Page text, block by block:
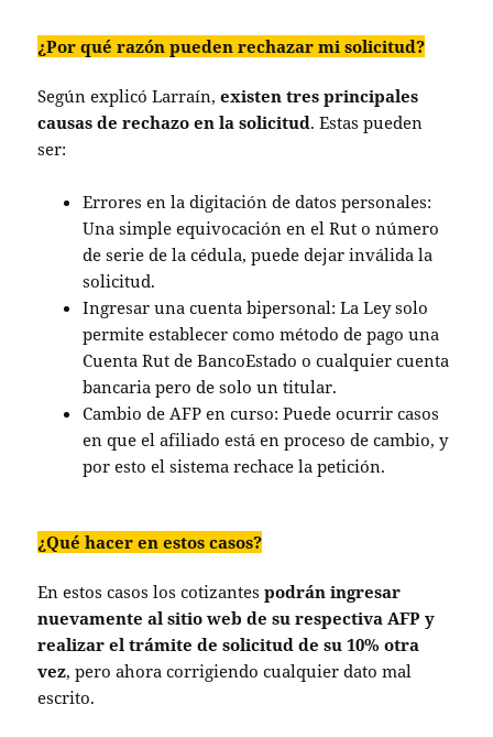
¿Por qué razón pueden rechazar mi solicitud?
Según explicó Larraín,existen tres principales
causas de rechazo en la solicitud. Estas pueden
ser:
Errores en la digitación de datos personales:
Una simple equivocación en el Rut o número
de serie de la cédula, puede dejar inválida la
solicitud.
Ingresar una cuenta bipersonal: La Ley solo
permite establecer como método de pago una
Cuenta Rut de BancoEstado o cualquier cuenta
bancaria pero de solo un titular.
Cambio de AFP en curso: Puede ocurrir casos
en que el afiliado está en proceso de cambio, y
por esto el sistema rechace la petición.
¿Qué hacer en estos casos?
En estos casos los cotizantespodrán ingresar
nuevamente al sitio web de su respectiva AFP y
realizar el trámite de solicitud de su 10% otra
vez, pero ahora corrigiendo cualquier dato mal
escrito.